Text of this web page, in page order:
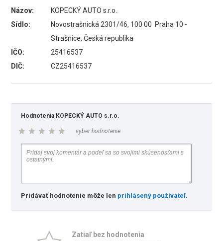
Názov:
KOPECKÝ AUTO s.r.o.
Sídlo:
Novostrašnická 2301/46, 100 00 Praha 10 -
Strašnice, Česká republika
IČO:
25416537
DIČ:
CZ25416537
Hodnotenia KOPECKÝ AUTO s.r.o.
vyber hodnotenie
Pridávať hodnotenie môže len prihlásený používateľ.
Zatiaľ bez hodnotenia